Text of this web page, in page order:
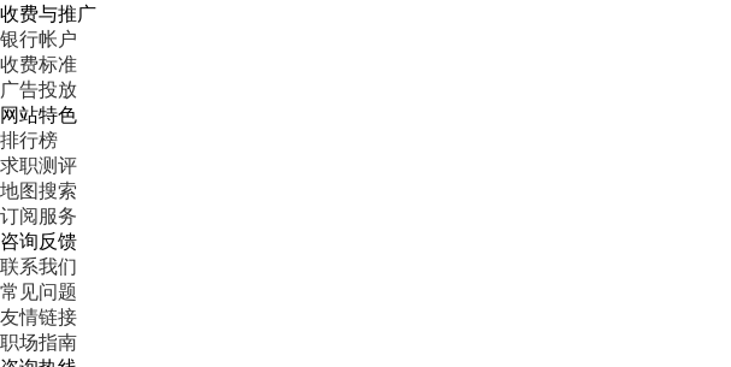
收费与推广
银行帐户
收费标准
广告投放
网站特色
排行榜
求职测评
地图搜索
订阅服务
咨询反馈
联系我们
常见问题
友情链接
职场指南